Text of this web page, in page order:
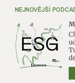
NEJNOVĚJŠÍ